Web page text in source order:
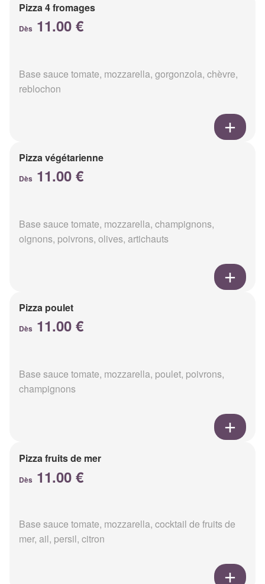
Pizza 4 fromages
Dès 11.00 €
Base sauce tomate, mozzarella, gorgonzola, chèvre,
reblochon
Pizza végétarienne
Dès 11.00 €
Base sauce tomate, mozzarella, champignons,
oignons, poivrons, olives, artichauts
Pizza poulet
Dès 11.00 €
Base sauce tomate, mozzarella, poulet, poivrons,
champignons
Pizza fruits de mer
Dès 11.00 €
Base sauce tomate, mozzarella, cocktail de fruits de
mer, ail, persil, citron